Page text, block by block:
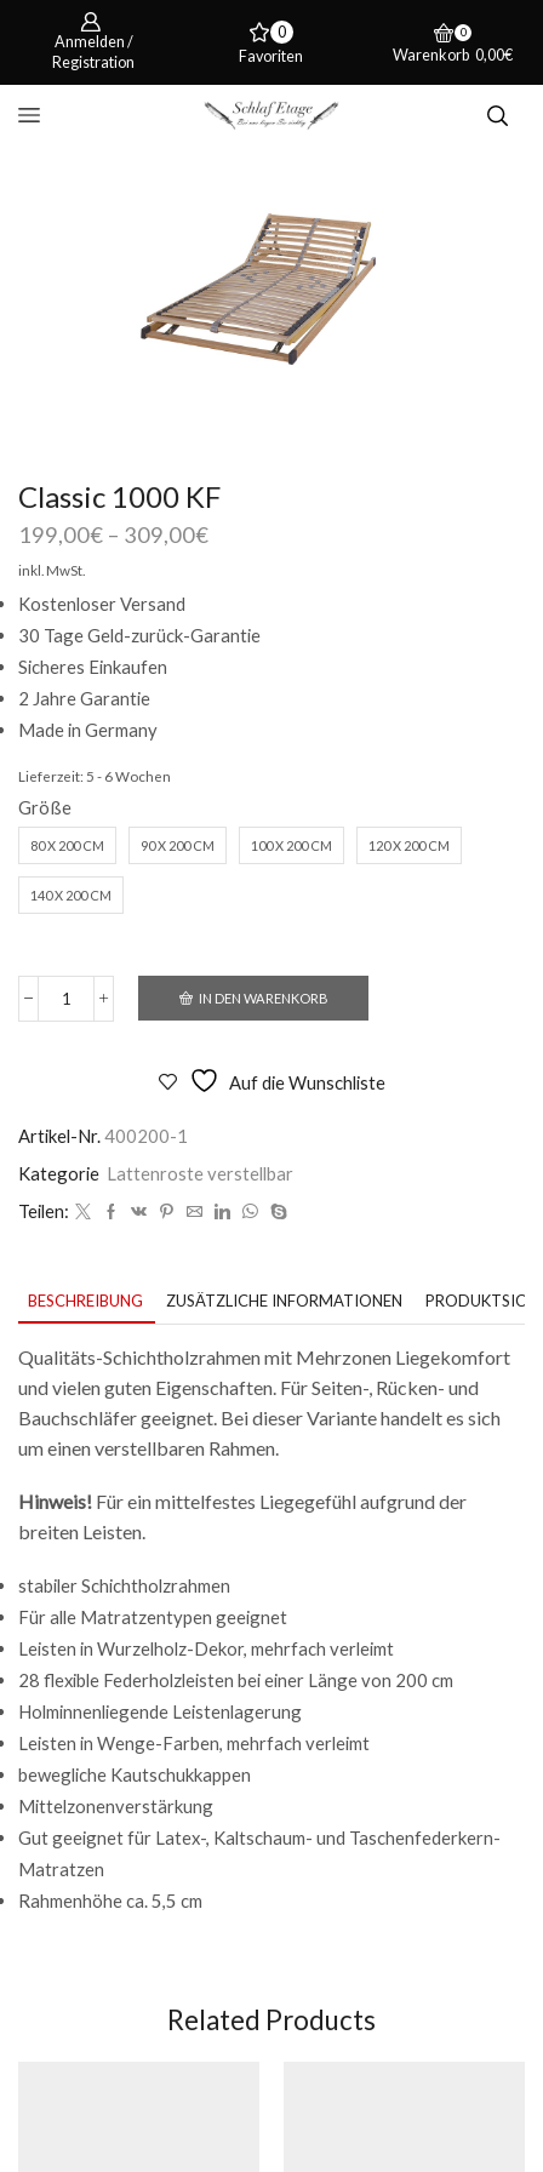
Anmelden /
Registration
0
Favoriten
0
Warenkorb 0,00€
Classic 1000 KF
199,00€ – 309,00€
inkl. MwSt.
Kostenloser Versand
30 Tage Geld-zurück-Garantie
Sicheres Einkaufen
2 Jahre Garantie
Made in Germany
Lieferzeit: 5 - 6 Wochen
Größe
80 X 200 CM 90 X 200 CM 100 X 200 CM 120 X 200 CM
140 X 200 CM
Classic
IN DEN WARENKORB
Auf die Wunschliste
Artikel-Nr.400200-1
Kategorie Lattenroste verstellbar
Teilen:
BESCHREIBUNG ZUSÄTZLICHE INFORMATIONEN
Qualitäts-Schichtholzrahmen mit Mehrzonen Liegekomfort
und vielen guten Eigenschaften. Für Seiten-, Rücken- und
Bauchschläfer geeignet. Bei dieser Variante handelt es sich
um einen verstellbaren Rahmen.
Hinweis! Für ein mittelfestes Liegegefühl aufgrund der
breiten Leisten.
stabiler Schichtholzrahmen
Für alle Matratzentypen geeignet
Leisten in Wurzelholz-Dekor, mehrfach verleimt
28 flexible Federholzleisten bei einer Länge von 200 cm
Holminnenliegende Leistenlagerung
Leisten in Wenge-Farben, mehrfach verleimt
bewegliche Kautschukkappen
Mittelzonenverstärkung
Gut geeignet für Latex-, Kaltschaum- und Taschenfederkern-
Matratzen
Rahmenhöhe ca. 5,5 cm
Related Products